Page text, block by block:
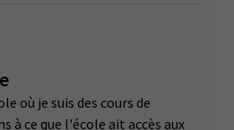
à ce que l'école ait accès aux